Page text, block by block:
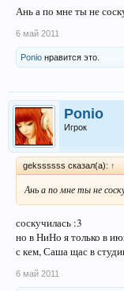
Ань а по мне ты не
6 май 2011
Ponio нравится это.
Ponio
Игрок
gekssssss сказал(а): ↑
Ань а по мне ты не
соскучилась :3
но в НиНо я только в
с кем, Саша щас в
6 май 2011